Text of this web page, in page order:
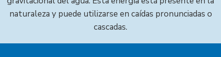
naturaleza y puede utilizarse en caídas pronunciadas o
cascadas.